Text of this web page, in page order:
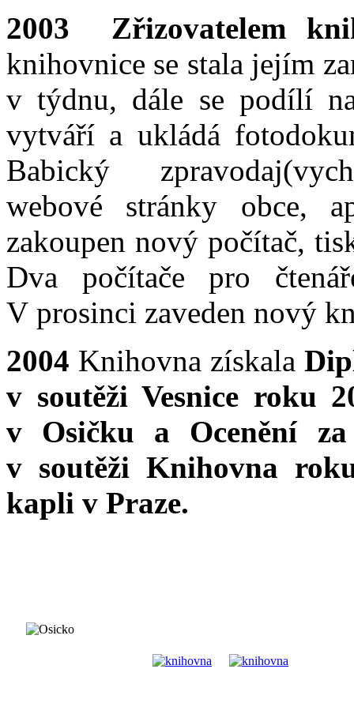
2003
Zřizovatelem
knihovnice se stala jejím
v týdnu, dále se podílí
vytváří a ukládá
Babický
webové stránky obce,
zakoupen nový počítač,
Dva počítače pro
V prosinci zaveden nový
2004 Knihovna získala
v soutěži Vesnice roku
v Osičku a Ocenění
v soutěži Knihovna
kapli v Praze.